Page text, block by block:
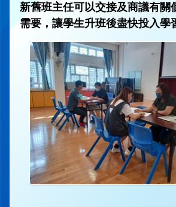
新舊班主任可以交接及商議有關
需要，讓學生升班後盡快投入學